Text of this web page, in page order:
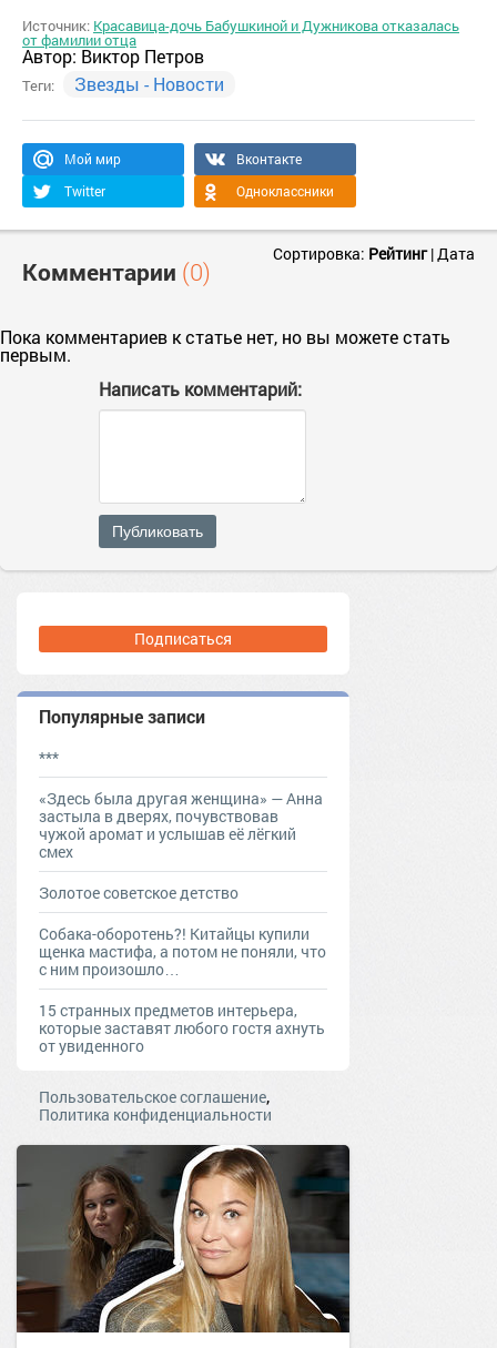
Источник: Красавица-дочь Бабушкиной и Дужникова отказалась
от фамилии отца
Автор:Виктор Петров
Теги: Звезды - Новости
Мой мир
Вконтакте
Twitter
Одноклассники
Комментарии (0)
Сортировка: Рейтинг|Дата
Пока комментариев к статье нет, но вы можете стать
первым.
Написать комментарий:
Публиковать
Подписаться
Популярные записи
***
«Здесь была другая женщина» — Анна
застыла в дверях, почувствовав
чужой аромат и услышав её лёгкий
смех
Золотое советское детство
Собака-оборотень?! Китайцы купили
щенка мастифа, а потом не поняли, что
с ним произошло…
15 странных предметов интерьера,
которые заставят любого гостя ахнуть
от увиденного
Пользовательское соглашение,
Политика конфиденциальности